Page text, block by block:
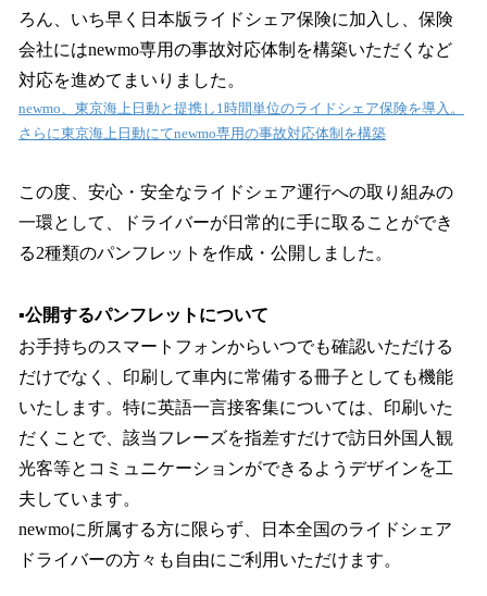
ろん、いち早く日本版ライドシェア保険に加入し、保険
会社にはnewmo専用の事故対応体制を構築いただくなど
対応を進めてまいりました。
newmo、東京海上日動と提携し1時間単位のライドシェア保険を導入。
さらに東京海上日動にてnewmo専用の事故対応体制を構築
この度、安心・安全なライドシェア運行への取り組みの
一環として、ドライバーが日常的に手に取ることができ
る2種類のパンフレットを作成・公開しました。
▪️公開するパンフレットについて
お手持ちのスマートフォンからいつでも確認いただける
だけでなく、印刷して車内に常備する冊子としても機能
いたします。特に英語一言接客集については、印刷いた
だくことで、該当フレーズを指差すだけで訪日外国人観
光客等とコミュニケーションができるようデザインを工
夫しています。
newmoに所属する方に限らず、日本全国のライドシェア
ドライバーの方々も自由にご利用いただけます。